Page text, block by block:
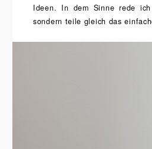
Ideen. In dem Sinne rede
sondern teile gleich das